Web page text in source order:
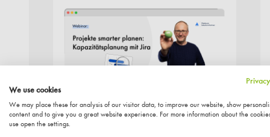
We use cookies
We may place these for analysis of our visitor data, to improve our website, show
content and to give you a great website experience. For more information about the
use open the settings.